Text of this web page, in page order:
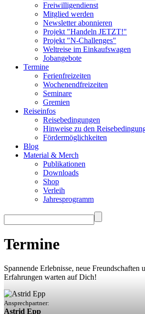
Freiwilligendienst
Mitglied werden
Newsletter abonnieren
Projekt "Handeln JETZT!"
Projekt "N-Challenges"
Weltreise im Einkaufswagen
Jobangebote
Termine
Ferienfreizeiten
Wochenendfreizeiten
Seminare
Gremien
Reiseinfos
Reisebedingungen
Hinweise zu den
Fördermöglichkeiten
Blog
Material & Merch
Publikationen
Downloads
Shop
Verleih
Jahresprogramm
Termine
Spannende Erlebnisse, neue Freundschaften
Erfahrungen warten auf Dich!
Ansprechpartner:
Astrid Epp